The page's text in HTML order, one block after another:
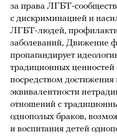
за права ЛГБТ-
с дискриминацией и
ЛГБТ-людей,
заболеваний, Движение
пропагандирует
традиционных ценностей
посредством
эквивалентности
отношений с
однополых браков,
и воспитания детей